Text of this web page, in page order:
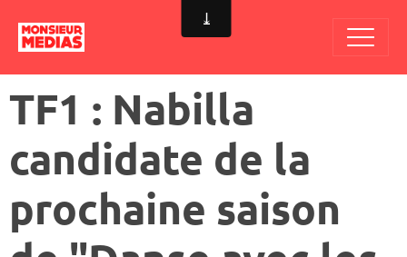
TF1 : Nabilla
candidate de la
prochaine saison